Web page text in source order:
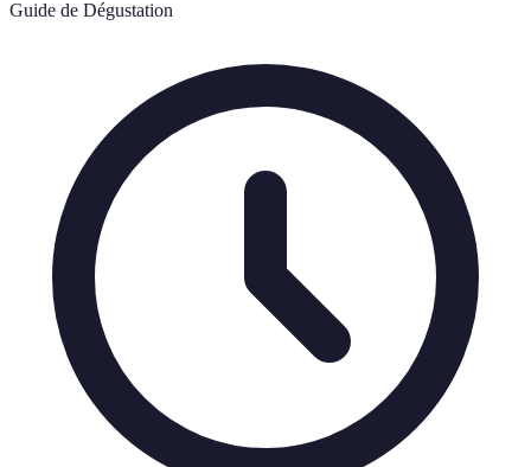
Guide de Dégustation